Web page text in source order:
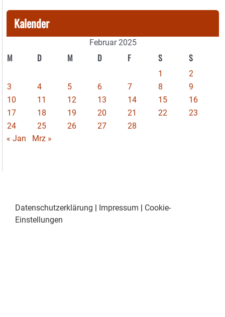
Kalender
Februar 2025
M D M D F S S
1
2
3
4 5 6 7 8
9
10
11 12 13 14 15
16
17
18 19 20 21 22
23
24
25 26 27
28
« Jan
Mrz »
Datenschutzerklärung Impressum
Cookie-
Einstellungen